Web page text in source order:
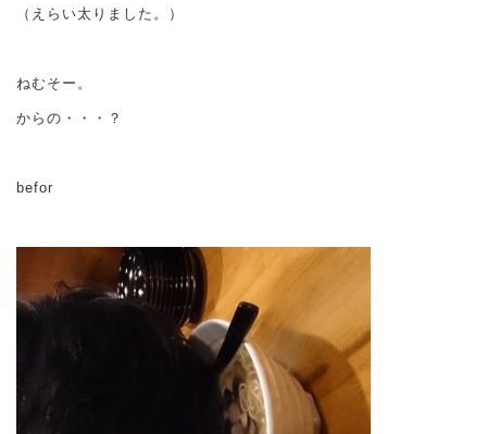
（えらい太りました。）
ねむそー。
からの・・・？
befor